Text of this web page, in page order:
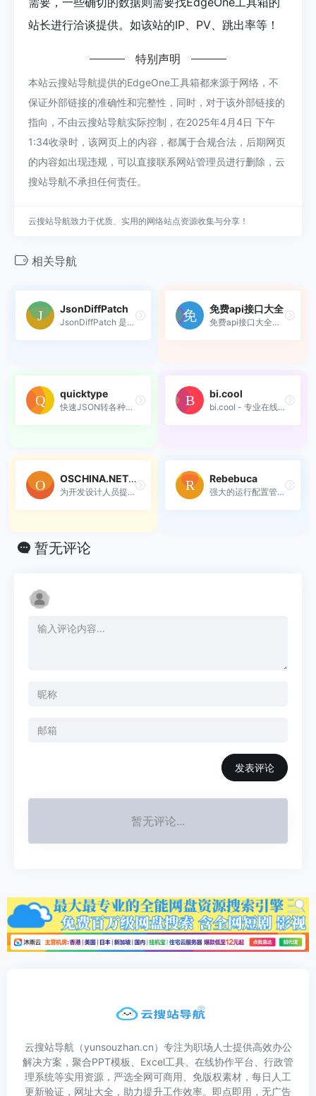
站长进行洽谈提供。如该站的IP、PV、跳出率等！
特别声明
本站云搜站导航提供的EdgeOne工具箱都来源于网络，不
保证外部链接的准确性和完整性，同时，对于该外部链接的
指向，不由云搜站导航实际控制，在2025年4月4日 下午
1:34收录时，该网页上的内容，都属于合规合法，后期网页
的内容如出现违规，可以直接联系网站管理员进行删除，云
搜站导航不承担任何责任。
云搜站导航致力于优质、实用的网络站点资源收集与分享！
相关导航
JsonDiffPatch
JsonDiffPatch 是一个功能强...
免费api接口大全
免费api接口大全收集免费的AP...
quicktype
快速JSON转各种结构
bi.cool
bi.cool - 专业在线多人协同代码编辑器，实时协作、高效编程。
OSCHINA.NET在线工具
为开发设计人员提供在线工具
Rebebuca
强大的运行配置管理工具，一...
暂无评论
发表评论
暂无评论...
云搜站导航（yunsouzhan.cn）专注为职场人士提供高效办公
解决方案，聚合PPT模板、Excel工具、在线协作平台、行政管
理系统等实用资源，严选全网可商用、免版权素材，每日人工
更新验证，网址大全，助力提升工作效率。即点即用，无广告